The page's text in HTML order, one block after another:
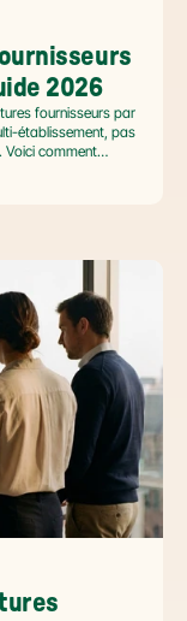
2026
fournisseurs par
établissement, pas
Voici comment
le levier BFR